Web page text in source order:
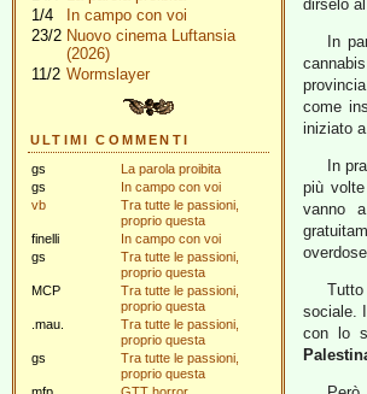
1/4
In campo con voi
23/2 Nuovo cinema Luftansia
(2026)
11/2 Wormslayer
ULTIMI COMMENTI
gs
La parola proibita
gs
In campo con voi
vb
Tra tutte le passioni,
proprio questa
finelli
In campo con voi
gs
Tra tutte le passioni,
proprio questa
MCP
Tra tutte le passioni,
proprio questa
.mau.
Tra tutte le passioni,
proprio questa
gs
Tra tutte le passioni,
proprio questa
dirselo
In
come
iniziato
In
più
vanno
Tutto
sociale.
con lo